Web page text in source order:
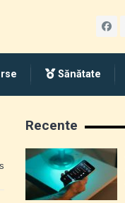
Sănătate
Recente